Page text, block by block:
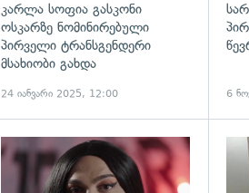
კარლა სოფია გასკონი
ოსკარზე ნომინირებული
პირველი ტრანსგენდერი
მსახიობი გახდა
24 იანვარი 2025, 12:00 6